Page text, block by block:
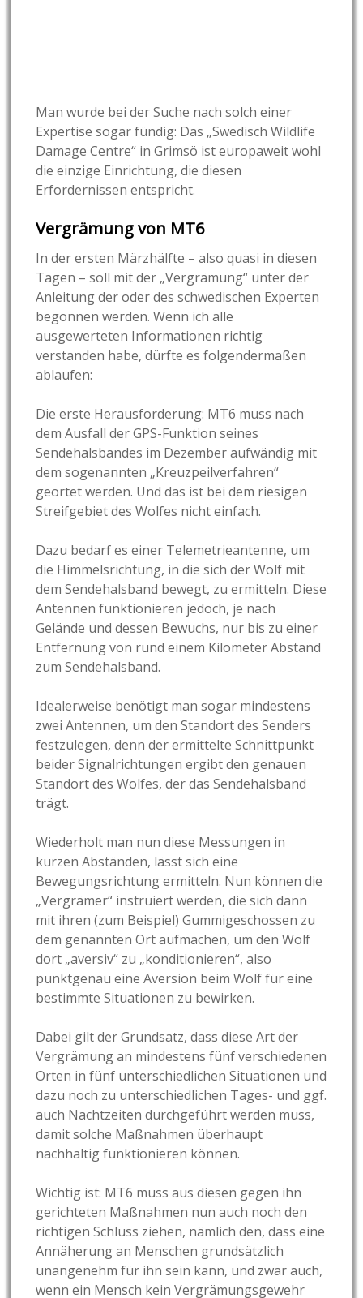
Man wurde bei der Suche nach solch einer
Expertise sogar fündig: Das „Swedisch Wildlife
Damage Centre“ in Grimsö ist europaweit wohl
die einzige Einrichtung, die diesen
Erfordernissen entspricht.
Vergrämung von MT6
In der ersten Märzhälfte – also quasi in diesen
Tagen – soll mit der „Vergrämung“ unter der
Anleitung der oder des schwedischen Experten
begonnen werden. Wenn ich alle
ausgewerteten Informationen richtig
verstanden habe, dürfte es folgendermaßen
ablaufen:
Die erste Herausforderung: MT6 muss nach
dem Ausfall der GPS-Funktion seines
Sendehalsbandes im Dezember aufwändig mit
dem sogenannten „Kreuzpeilverfahren“
geortet werden. Und das ist bei dem riesigen
Streifgebiet des Wolfes nicht einfach.
Dazu bedarf es einer Telemetrieantenne, um
die Himmelsrichtung, in die sich der Wolf mit
dem Sendehalsband bewegt, zu ermitteln. Diese
Antennen funktionieren jedoch, je nach
Gelände und dessen Bewuchs, nur bis zu einer
Entfernung von rund einem Kilometer Abstand
zum Sendehalsband.
Idealerweise benötigt man sogar mindestens
zwei Antennen, um den Standort des Senders
festzulegen, denn der ermittelte Schnittpunkt
beider Signalrichtungen ergibt den genauen
Standort des Wolfes, der das Sendehalsband
trägt.
Wiederholt man nun diese Messungen in
kurzen Abständen, lässt sich eine
Bewegungsrichtung ermitteln. Nun können die
„Vergrämer“ instruiert werden, die sich dann
mit ihren (zum Beispiel) Gummigeschossen zu
dem genannten Ort aufmachen, um den Wolf
dort „aversiv“ zu „konditionieren“, also
punktgenau eine Aversion beim Wolf für eine
bestimmte Situationen zu bewirken.
Dabei gilt der Grundsatz, dass diese Art der
Vergrämung an mindestens fünf verschiedenen
Orten in fünf unterschiedlichen Situationen und
dazu noch zu unterschiedlichen Tages- und ggf.
auch Nachtzeiten durchgeführt werden muss,
damit solche Maßnahmen überhaupt
nachhaltig funktionieren können.
Wichtig ist: MT6 muss aus diesen gegen ihn
gerichteten Maßnahmen nun auch noch den
richtigen Schluss ziehen, nämlich den, dass eine
Annäherung an Menschen grundsätzlich
unangenehm für ihn sein kann, und zwar auch,
wenn ein Mensch kein Vergrämungsgewehr